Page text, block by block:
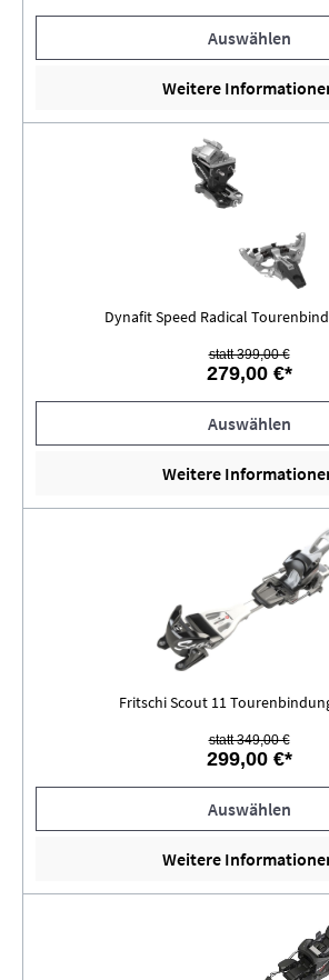
Auswählen
Weitere
Dynafit Speed Radical
statt 399,00 €
279,00 €*
Auswählen
Weitere
Fritschi Scout 11
statt 349,00 €
299,00 €*
Auswählen
Weitere